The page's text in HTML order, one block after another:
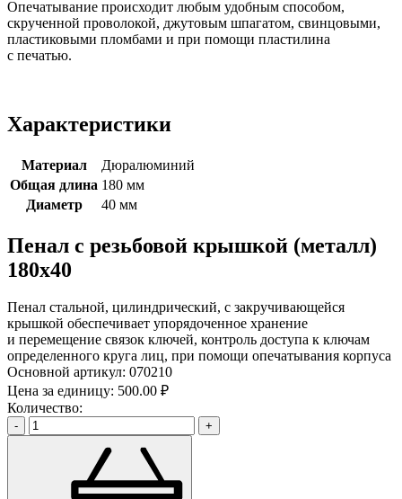
Опечатывание происходит любым удобным способом,
скрученной проволокой, джутовым шпагатом, свинцовыми,
пластиковыми пломбами и при помощи пластилина
с печатью.
Характеристики
Материал
Дюралюминий
Общая длина 180 мм
Диаметр
40 мм
Пенал с резьбовой крышкой (металл)
180х40
Пенал стальной, цилиндрический, с закручивающейся
крышкой обеспечивает упорядоченное хранение
и перемещение связок ключей, контроль доступа к ключам
определенного круга лиц, при помощи опечатывания корпуса
Основной артикул: 070210
Цена за единицу: 500.00 ₽
Количество:
- +